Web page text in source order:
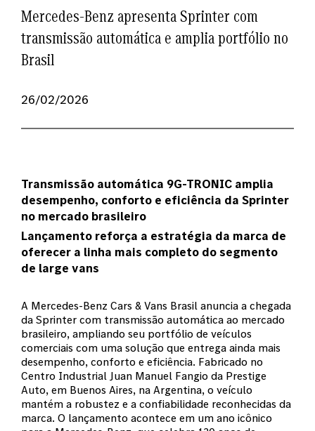
Mercedes-Benz apresenta Sprinter com
transmissão automática e amplia portfólio no
Brasil
26/02/2026
Transmissão automática 9G-TRONIC amplia
desempenho, conforto e eficiência da Sprinter
no mercado brasileiro
Lançamento reforça a estratégia da marca de
oferecer a linha mais completo do segmento
de large vans
A Mercedes-Benz Cars & Vans Brasil anuncia a chegada
da Sprinter com transmissão automática ao mercado
brasileiro, ampliando seu portfólio de veículos
comerciais com uma solução que entrega ainda mais
desempenho, conforto e eficiência. Fabricado no
Centro Industrial Juan Manuel Fangio da Prestige
Auto, em Buenos Aires, na Argentina, o veículo
mantém a robustez e a confiabilidade reconhecidas da
marca. O lançamento acontece em um ano icônico